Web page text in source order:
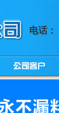
电话：